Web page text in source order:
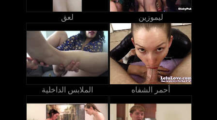
لعق ليموزين
الملابس الداخلية أحمر الشفاه